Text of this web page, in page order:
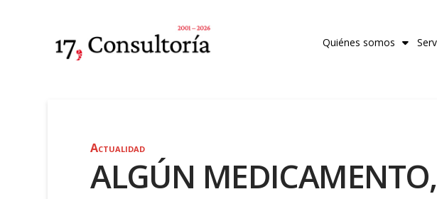
Quiénes somos
Actualidad
ALGÚN